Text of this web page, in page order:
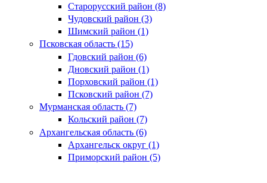
Старорусский район (8)
Чудовский район (3)
Шимский район (1)
Псковская область (15)
Гдовский район (6)
Дновский район (1)
Порховский район (1)
Псковский район (7)
Мурманская область (7)
Кольский район (7)
Архангельская область (6)
Архангельск округ (1)
Приморский район (5)